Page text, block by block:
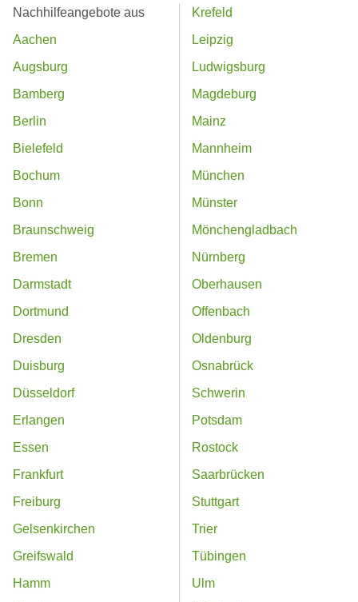
Nachhilfeangebote aus
Aachen
Augsburg
Bamberg
Berlin
Bielefeld
Bochum
Bonn
Braunschweig
Bremen
Darmstadt
Dortmund
Dresden
Duisburg
Düsseldorf
Erlangen
Essen
Frankfurt
Freiburg
Gelsenkirchen
Greifswald
Hamm
Krefeld
Leipzig
Ludwigsburg
Magdeburg
Mainz
Mannheim
München
Münster
Mönchengladbach
Nürnberg
Oberhausen
Offenbach
Oldenburg
Osnabrück
Schwerin
Potsdam
Rostock
Saarbrücken
Stuttgart
Trier
Tübingen
Ulm